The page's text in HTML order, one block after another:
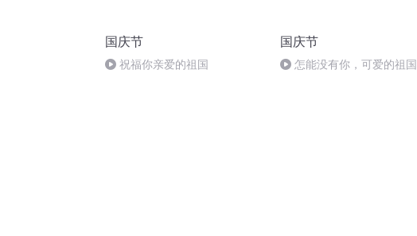
国庆节
祝福你亲爱的祖国
国庆节
怎能没有你，可爱的祖国